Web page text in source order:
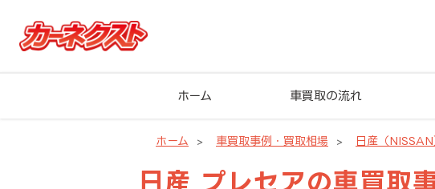
ホーム 車買取の流れ
ホーム 車買取事例・買取相場 日産（
日産 プレセアの車買取